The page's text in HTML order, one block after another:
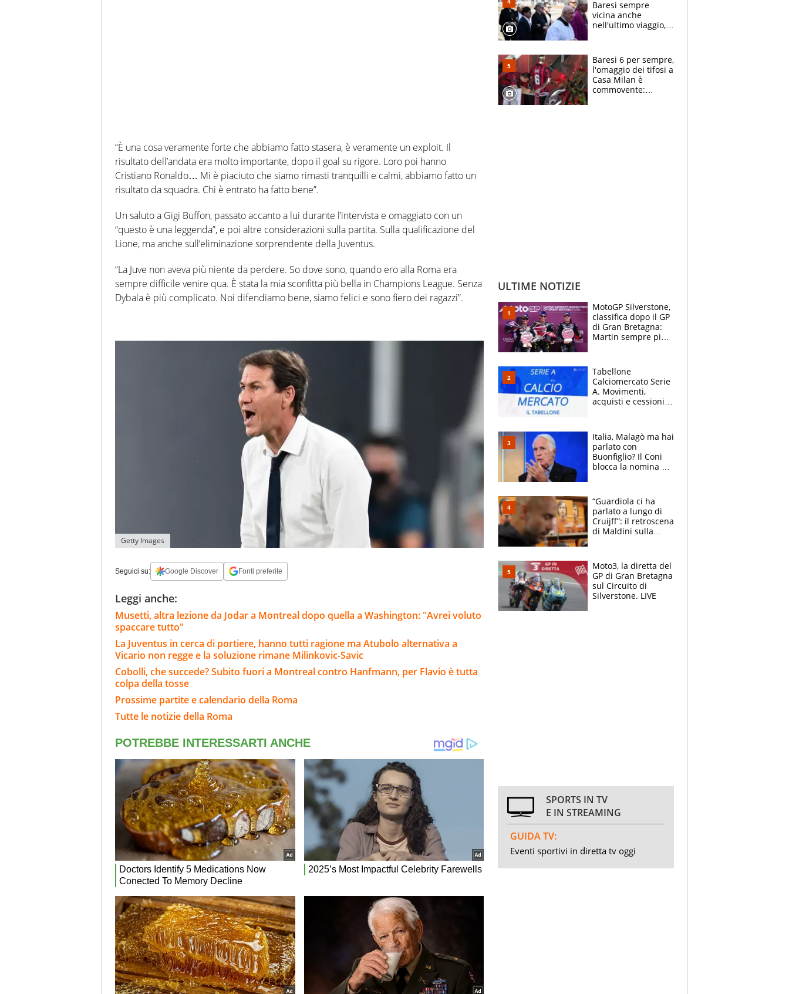
“È una cosa veramente forte che abbiamo fatto stasera, è veramente un exploit. Il
risultato dell’andata era molto importante, dopo il goal su rigore. Loro poi hanno
Cristiano Ronaldo… Mi è piaciuto che siamo rimasti tranquilli e calmi, abbiamo fatto un
risultato da squadra. Chi è entrato ha fatto bene”.
Un saluto a Gigi Buffon, passato accanto a lui durante l’intervista e omaggiato con un
“questo è una leggenda”, e poi altre considerazioni sulla partita. Sulla qualificazione del
Lione, ma anche sull’eliminazione sorprendente della Juventus.
“La Juve non aveva più niente da perdere. So dove sono, quando ero alla Roma era
sempre difficile venire qua. È stata la mia sconfitta più bella in Champions League. Senza
Dybala è più complicato. Noi difendiamo bene, siamo felici e sono fiero dei ragazzi”.
Getty Images
Seguici su: Google Discover Fonti preferite
Leggi anche:
Musetti, altra lezione da Jodar a Montreal dopo quella a Washington: "Avrei voluto
spaccare tutto"
La Juventus in cerca di portiere, hanno tutti ragione ma Atubolo alternativa a
Vicario non regge e la soluzione rimane Milinkovic-Savic
Cobolli, che succede? Subito fuori a Montreal contro Hanfmann, per Flavio è tutta
colpa della tosse
Prossime partite e calendario della Roma
Tutte le notizie della Roma
Baresi sempre
vicina anche
nell'ultimo viaggio,
circondati
dall'affetto dei tifosi
Baresi 6 per sempre,
l'omaggio dei tifosi a
Casa Milan è
commovente:
ULTIME NOTIZIE
MotoGP Silverstone,
classifica dopo il GP
di Gran Bretagna:
Martin sempre più
Tabellone
Calciomercato Serie
A. Movimenti,
acquisti e cessioni:
Italia, Malagò ma hai
parlato con
Buonfiglio? Il Coni
blocca la nomina di
“Guardiola ci ha
parlato a lungo di
Cruijff”: il retroscena
di Maldini sulla
Moto3, la diretta del
GP di Gran Bretagna
sul Circuito di
Silverstone. LIVE
SPORTS IN TV
E IN STREAMING
GUIDA TV:
Eventi sportivi in diretta tv oggi